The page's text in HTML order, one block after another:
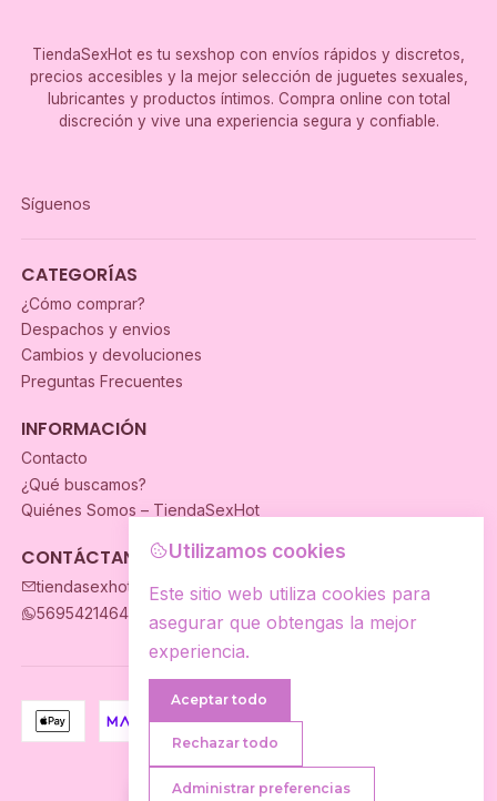
TiendaSexHot es tu sexshop con envíos rápidos y discretos,
precios accesibles y la mejor selección de juguetes sexuales,
lubricantes y productos íntimos. Compra online con total
discreción y vive una experiencia segura y confiable.
Síguenos
CATEGORÍAS
¿Cómo comprar?
Despachos y envios
Cambios y devoluciones
Preguntas Frecuentes
INFORMACIÓN
Contacto
¿Qué buscamos?
Quiénes Somos – TiendaSexHot
CONTÁCTANOS
tiendasexhot@gmail.com
56954214649
2026 TiendaSexhot.
Utilizamos cookies
Este sitio web utiliza cookies para
asegurar que obtengas la mejor
experiencia.
Aceptar todo
Rechazar todo
Administrar preferencias